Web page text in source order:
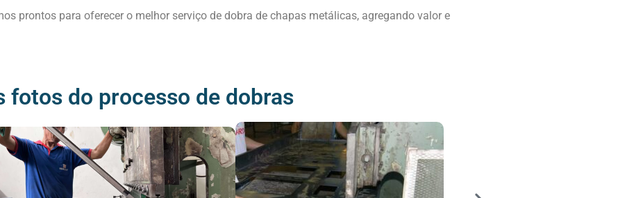
prontos para oferecer o melhor serviço de dobra de chapas metálicas, agregando valor e
fotos do processo de dobras